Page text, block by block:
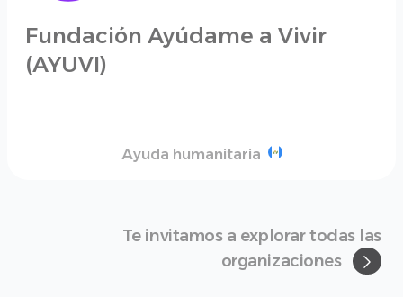
Fundación Ayúdame a Vivir
(AYUVI)
Ayuda humanitaria
Te invitamos a explorar todas las
organizaciones